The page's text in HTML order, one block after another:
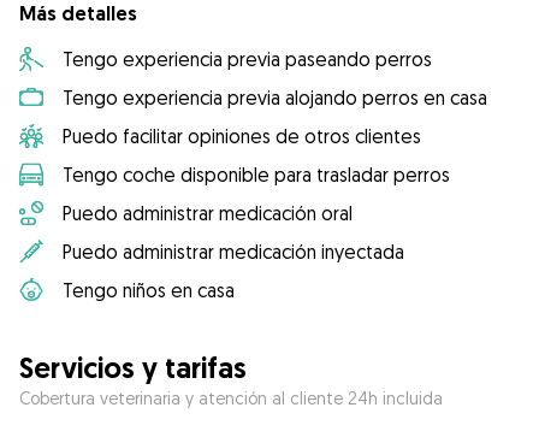
Más detalles
Tengo experiencia previa paseando perros
Tengo experiencia previa alojando perros en casa
Puedo facilitar opiniones de otros clientes
Tengo coche disponible para trasladar perros
Puedo administrar medicación oral
Puedo administrar medicación inyectada
Tengo niños en casa
Servicios y tarifas
Cobertura veterinaria y atención al cliente 24h incluida